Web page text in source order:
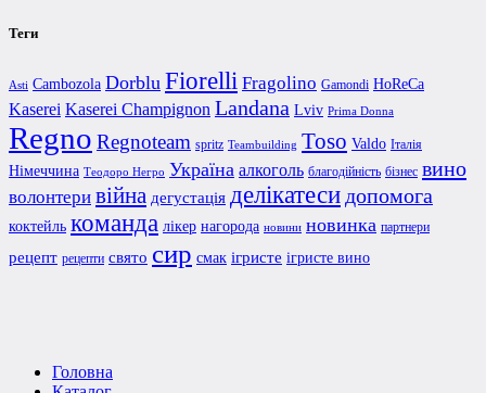
Теги
Asti Cambozola Dorblu Fiorelli Fragolino Gamondi HoReCa
Kaserei Kaserei Champignon Landana Lviv Prima Donna
Regno Regnoteam spritz Teambuilding Toso Valdo Італія
Німеччина Теодоро Негро Україна алкоголь благодійність бізнес вино
волонтери війна дегустація делікатеси допомога
коктейль команда лікер нагорода новини новинка партнери
рецепт рецепти свято сир смак ігристе ігристе вино
Головна